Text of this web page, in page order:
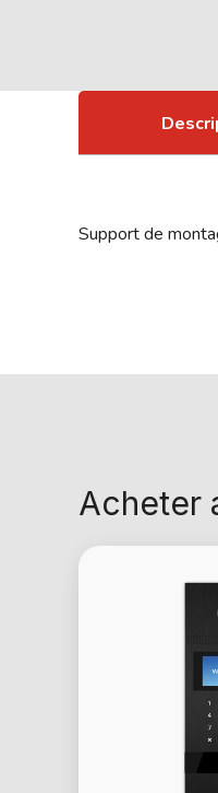
Support de
Acheter